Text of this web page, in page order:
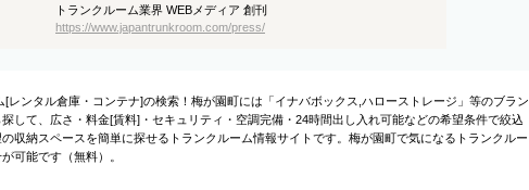
トランクルーム業界 WEBメディア 創刊
https://www.japantrunkroom.com/press/
レンタル倉庫・コンテナ]の検索！梅が園町には「イナバボックス,ハローストレージ」等のブラン
して、広さ・料金[賃料]・セキュリティ・空調完備・24時間出し入れ可能などの希望条件で絞込
収納スペースを簡単に探せるトランクルーム情報サイトです。梅が園町で気になるトランクルー
可能です（無料）。